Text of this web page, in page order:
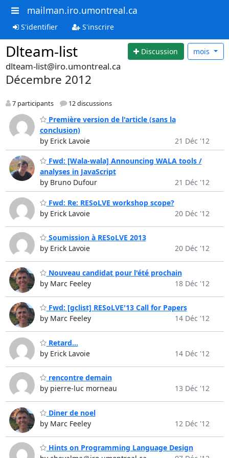
mailman.iro.umontreal.ca
S'identifier S'inscrire
Dlteam-list Discussion mois
dlteam-list@iro.umontreal.ca
Décembre 2012
7 participants 12 discussions
Première version de l'article (sans la
conclusion)
by Erick Lavoie
21 Déc '12
Fwd: [Wala-wala] Announcing WALA tools /
analyses in JavaScript
by Bruno Dufour
21 Déc '12
Fwd: Re: RESoLVE workshop scope?
by Erick Lavoie
20 Déc '12
Soumission à RESoLVE 2013
by Erick Lavoie
20 Déc '12
Nouveau candidat pour l'été prochain
by Marc Feeley
18 Déc '12
Fwd: [gclist] RESoLVE'13 Call for Papers
by Marc Feeley
14 Déc '12
Retard...
by Erick Lavoie
14 Déc '12
rencontre demain
by pierre-luc morneau
13 Déc '12
Diner de noel
by Marc Feeley
12 Déc '12
Hints on Programming Language Design